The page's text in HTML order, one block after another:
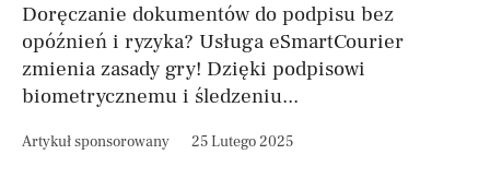
Doręczanie dokumentów do podpisu bez
opóźnień i ryzyka? Usługa eSmartCourier
zmienia zasady gry! Dzięki podpisowi
biometrycznemu i śledzeniu...
Artykuł sponsorowany 25 Lutego 2025